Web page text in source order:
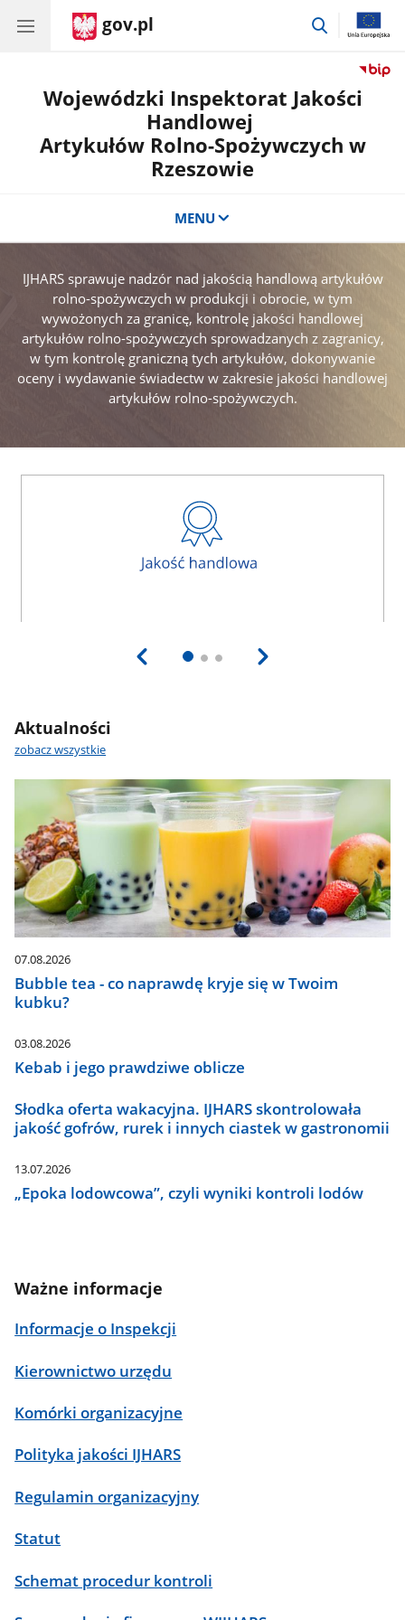
gov.pl
przejdź
Wojewódzki Inspektorat Jakości
Handlowej
Artykułów Rolno-Spożywczych w
Rzeszowie
MENU
IJHARS sprawuje nadzór nad jakością handlową artykułów
rolno-spożywczych w produkcji i obrocie, w tym
wywożonych za granicę, kontrolę jakości handlowej
artykułów rolno-spożywczych sprowadzanych z zagranicy,
w tym kontrolę graniczną tych artykułów, dokonywanie
oceny i wydawanie świadectw w zakresie jakości handlowej
artykułów rolno-spożywczych.
Aktualności
zobacz wszystkie
07.08.2026
Bubble tea - co naprawdę kryje się w Twoim
kubku?
03.08.2026
Kebab i jego prawdziwe oblicze
Słodka oferta wakacyjna. IJHARS skontrolowała
jakość gofrów, rurek i innych ciastek w gastronomii
13.07.2026
„Epoka lodowcowa”, czyli wyniki kontroli lodów
Ważne informacje
Informacje o Inspekcji
Kierownictwo urzędu
Komórki organizacyjne
Polityka jakości IJHARS
Regulamin organizacyjny
Statut
Schemat procedur kontroli